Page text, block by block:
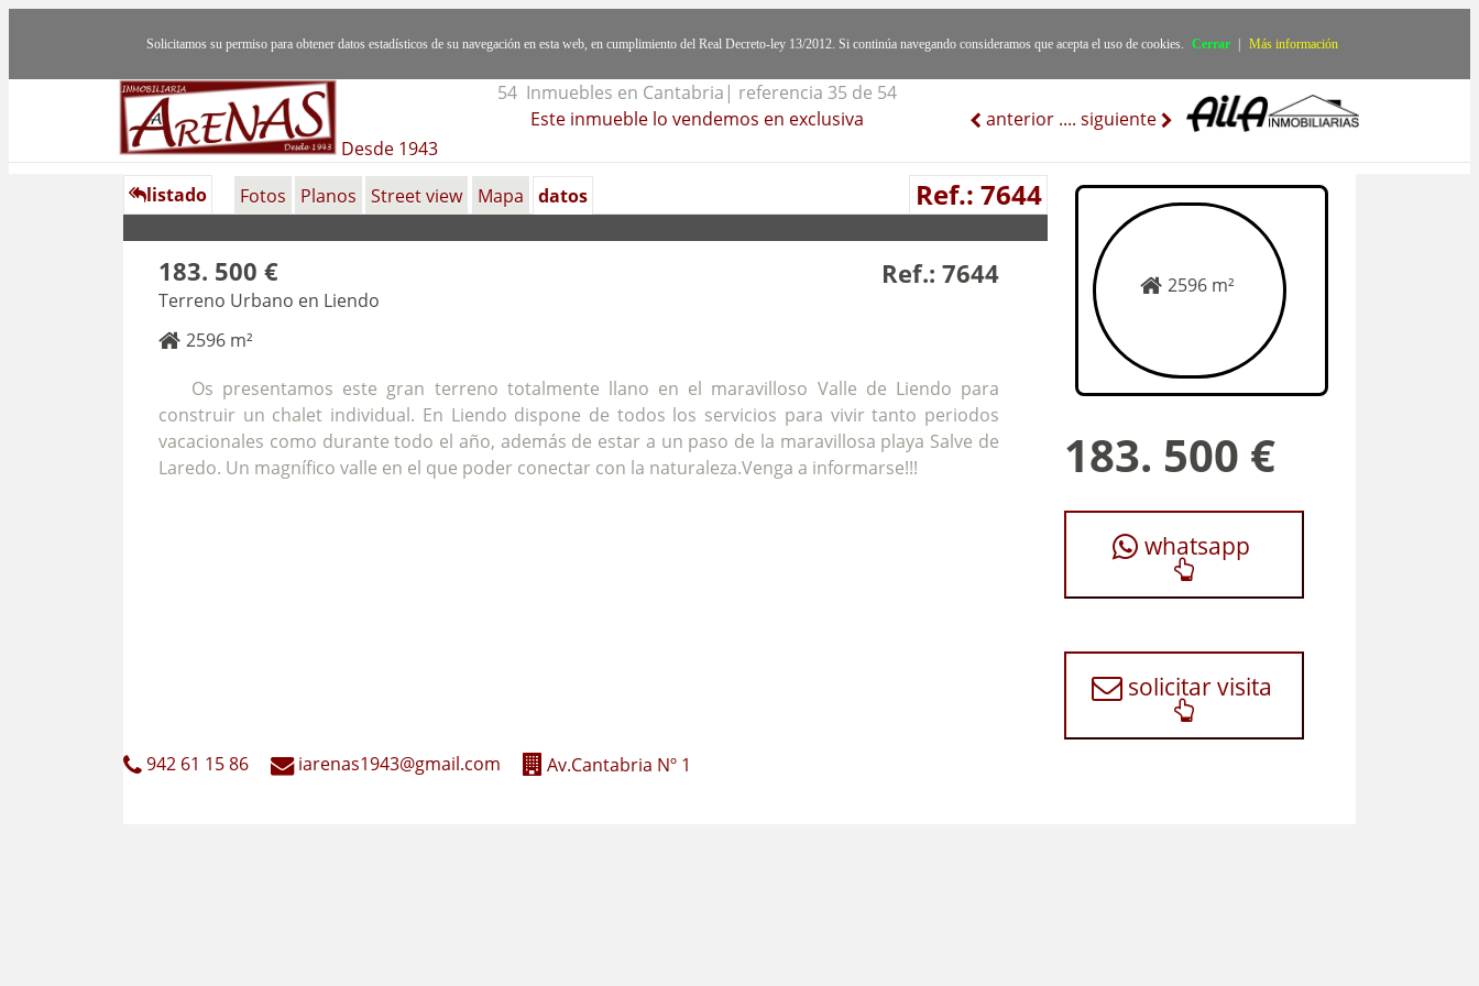
Solicitamos su permiso para obtener datos estadísticos de su navegación en esta web, en cumplimiento del Real Decreto-ley 13/2012. Si continúa navegando consideramos que acepta el uso de cookies. Cerrar Más información
Desde 1943
54 Inmuebles en Cantabria| referencia 35 de 54
Este inmueble lo vendemos en exclusiva
anterior .... siguiente
listado Fotos Planos Street view Mapa datos Ref.: 7644
183. 500 € Ref.: 7644
Terreno Urbano en Liendo
2596 m²
Os presentamos este gran terreno totalmente llano en el maravilloso Valle de Liendo para
construir un chalet individual. En Liendo dispone de todos los servicios para vivir tanto periodos
vacacionales como durante todo el año, además de estar a un paso de la maravillosa playa Salve de
Laredo. Un magnífico valle en el que poder conectar con la naturaleza.Venga a informarse!!!
942 61 15 86 iarenas1943@gmail.com Av.Cantabria Nº 1
2596 m²
183. 500 €
whatsapp
solicitar visita